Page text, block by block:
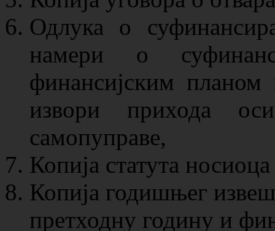
Одлука о
намери о
финансијским
извори прихода
самопуправе,
Копија статута
Копија годишњег
претходну годину и